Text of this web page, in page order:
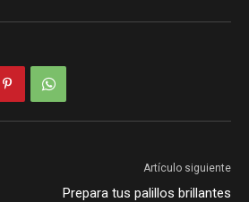
Artículo siguiente
Prepara tus palillos brillantes